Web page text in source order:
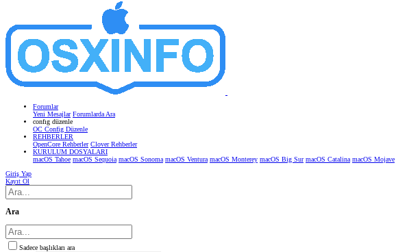
Forumlar
Yeni Mesajlar Forumlarda Ara
confıg düzenle
OC Config Düzenle
REHBERLER
OpenCore Rehberler Clover Rehberler
KURULUM DOSYALARI
macOS Tahoe macOS Sequoia macOS Sonoma macOS Ventura macOS Monterey macOS Big Sur macOS Catalina macOS Mojave
Giriş Yap
Kayıt Ol
Ara
Sadece başlıkları ara